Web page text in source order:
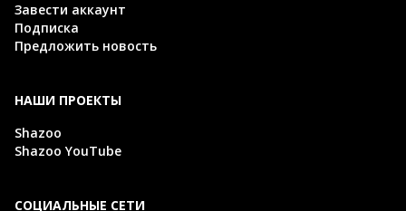
Завести аккаунт
Подписка
Предложить новость
НАШИ ПРОЕКТЫ
Shazoo
Shazoo YouTube
СОЦИАЛЬНЫЕ СЕТИ